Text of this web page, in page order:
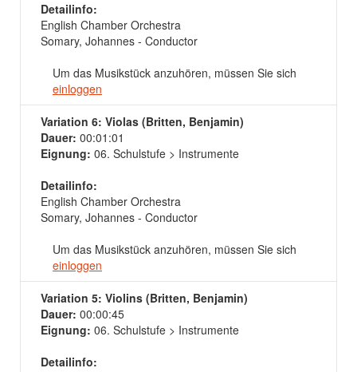
Detailinfo:
English Chamber Orchestra
Somary, Johannes - Conductor
Um das Musikstück anzuhören, müssen Sie sich
einloggen
Variation 6: Violas (Britten, Benjamin)
Dauer: 00:01:01
Eignung: 06. Schulstufe > Instrumente
Detailinfo:
English Chamber Orchestra
Somary, Johannes - Conductor
Um das Musikstück anzuhören, müssen Sie sich
einloggen
Variation 5: Violins (Britten, Benjamin)
Dauer: 00:00:45
Eignung: 06. Schulstufe > Instrumente
Detailinfo: